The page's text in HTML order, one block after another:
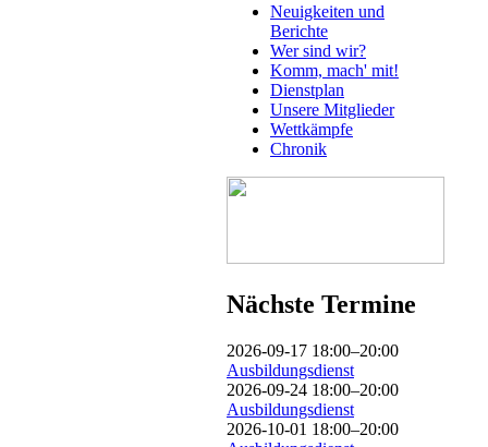
Neuigkeiten und
Berichte
Wer sind wir?
Komm, mach' mit!
Dienstplan
Unsere Mitglieder
Wettkämpfe
Chronik
Nächste Termine
2026-09-17 18:00–20:00
Ausbildungsdienst
2026-09-24 18:00–20:00
Ausbildungsdienst
2026-10-01 18:00–20:00